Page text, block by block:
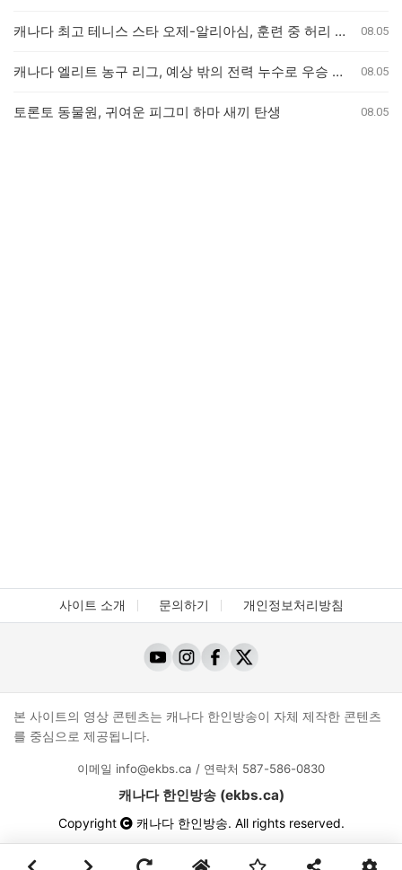
캐나다 최고 테니스 스타 오제-알리아심, 훈련 중 허리 부상으로 내셔널 오픈 기권 08.05
캐나다 엘리트 농구 리그, 예상 밖의 전력 누수로 우승 경쟁 판도 변화 08.05
토론토 동물원, 귀여운 피그미 하마 새끼 탄생 08.05
사이트 소개 문의하기 개인정보처리방침
본 사이트의 영상 콘텐츠는 캐나다 한인방송이 자체 제작한 콘텐츠
를 중심으로 제공됩니다.
이메일 info@ekbs.ca / 연락처 587-586-0830
캐나다 한인방송 (ekbs.ca)
Copyright 캐나다 한인방송. All rights reserved.